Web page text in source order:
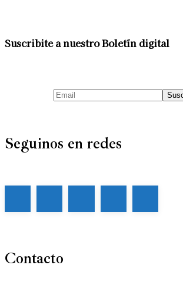
Suscribite a nuestro Boletín digital
Seguinos en redes
Contacto